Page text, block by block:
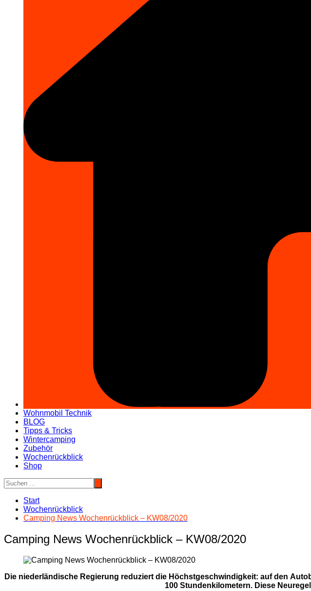
Wohnmobil Technik
BLOG
Tipps & Tricks
Wintercamping
Zubehör
Wochenrückblick
Shop
Start
Wochenrückblick
Camping News Wochenrückblick – KW08/2020
Camping News Wochenrückblick – KW08/2020
Die niederländische Regierung reduziert die Höchstgeschwindigkeit: auf den
100 Stundenkilometern. Diese